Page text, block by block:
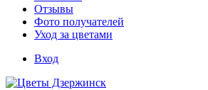
Отзывы
Фото получателей
Уход за цветами
Вход